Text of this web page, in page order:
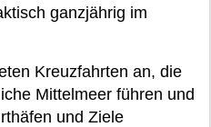
ganzjährig im
Kreuzfahrten an, die
Mittelmeer führen und
und Ziele